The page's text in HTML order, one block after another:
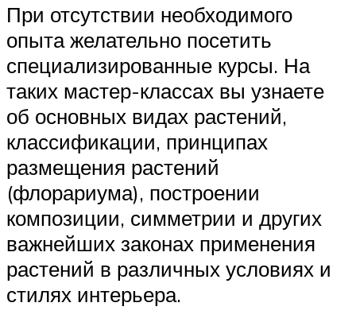
При отсутствии необходимого
опыта желательно посетить
специализированные курсы. На
таких мастер-классах вы узнаете
об основных видах растений,
классификации, принципах
размещения растений
(флорариума), построении
композиции, симметрии и других
важнейших законах применения
растений в различных условиях и
стилях интерьера.